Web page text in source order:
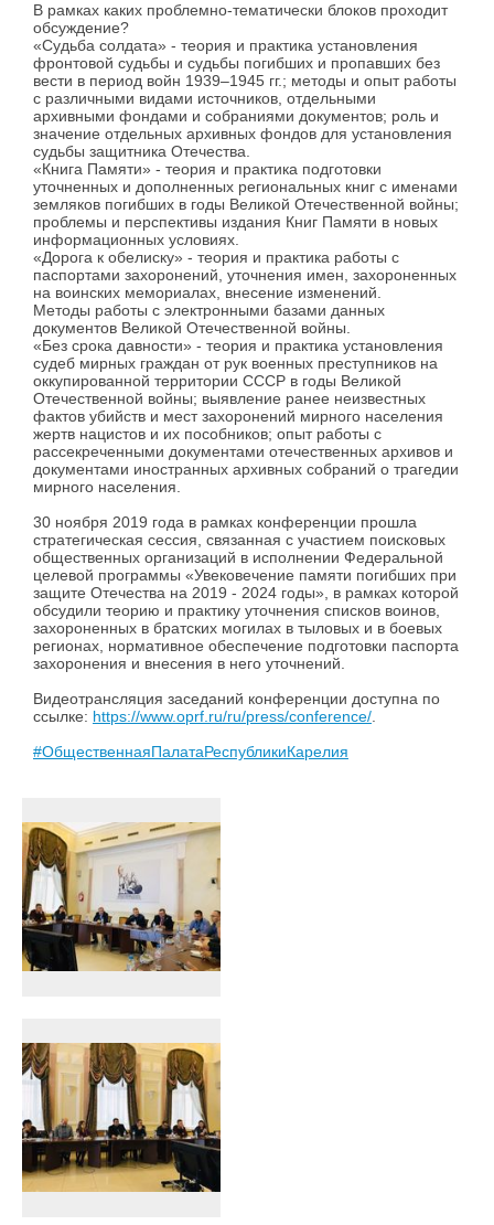
В рамках каких проблемно-тематически блоков проходит
обсуждение?
«Судьба солдата» - теория и практика установления
фронтовой судьбы и судьбы погибших и пропавших без
вести в период войн 1939–1945 гг.; методы и опыт работы
с различными видами источников, отдельными
архивными фондами и собраниями документов; роль и
значение отдельных архивных фондов для установления
судьбы защитника Отечества.
«Книга Памяти» - теория и практика подготовки
уточненных и дополненных региональных книг с именами
земляков погибших в годы Великой Отечественной войны;
проблемы и перспективы издания Книг Памяти в новых
информационных условиях.
«Дорога к обелиску» - теория и практика работы с
паспортами захоронений, уточнения имен, захороненных
на воинских мемориалах, внесение изменений.
Методы работы с электронными базами данных
документов Великой Отечественной войны.
«Без срока давности» - теория и практика установления
судеб мирных граждан от рук военных преступников на
оккупированной территории СССР в годы Великой
Отечественной войны; выявление ранее неизвестных
фактов убийств и мест захоронений мирного населения
жертв нацистов и их пособников; опыт работы с
рассекреченными документами отечественных архивов и
документами иностранных архивных собраний о трагедии
мирного населения.
30 ноября 2019 года в рамках конференции прошла
стратегическая сессия, связанная с участием поисковых
общественных организаций в исполнении Федеральной
целевой программы «Увековечение памяти погибших при
защите Отечества на 2019 - 2024 годы», в рамках которой
обсудили теорию и практику уточнения списков воинов,
захороненных в братских могилах в тыловых и в боевых
регионах, нормативное обеспечение подготовки паспорта
захоронения и внесения в него уточнений.
Видеотрансляция заседаний конференции доступна по
ссылке: https://www.oprf.ru/ru/press/conference/.
#ОбщественнаяПалатаРеспубликиКарелия